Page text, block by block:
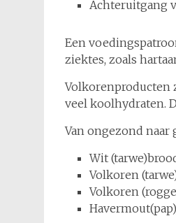
Achteruitgang
Een
ziektes, zoals
Volkorenproducten
veel koolhydraten.
Van ongezond naar
Wit
Volkoren
Volkoren